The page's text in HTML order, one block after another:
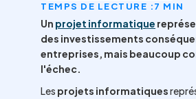
TEMPS DE LECTURE :7 MIN
Un projet informatique
des investissements
entreprises, mais beaucoup
l'échec.
Les projets informatiques